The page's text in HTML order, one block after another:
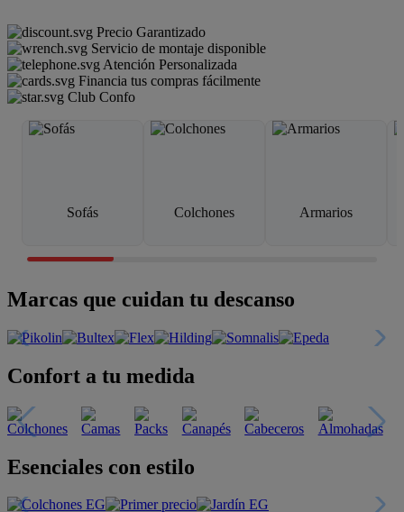
Precio Garantizado
Servicio de montaje disponible
Atención Personalizada
Financia tus compras fácilmente
Club Confo
Sofás Colchones Armarios
Marcas que cuidan tu descanso
Confort a tu medida
Esenciales con estilo